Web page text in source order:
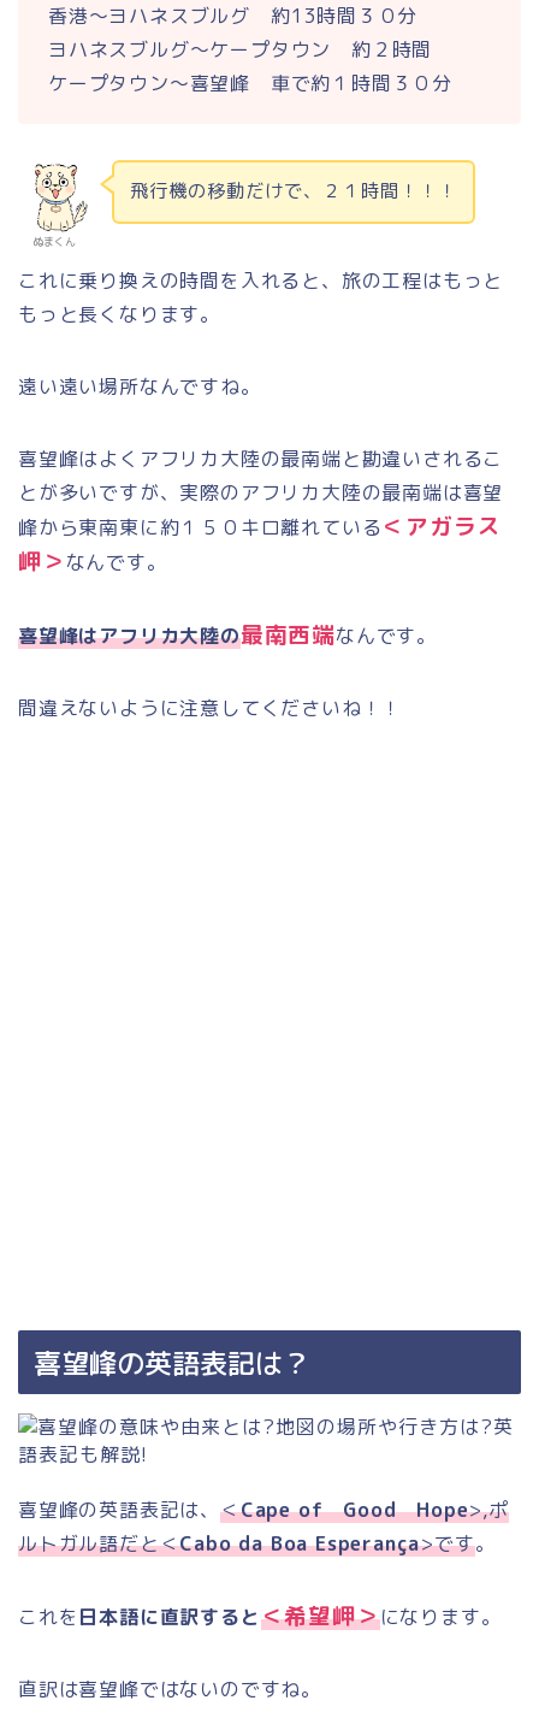
香港～ヨハネスブルグ 約13時間３０分
ヨハネスブルグ～ケープタウン 約２時間
ケープタウン～喜望峰 車で約１時間３０分
ぬまくん
飛行機の移動だけで、２１時間！！！
これに乗り換えの時間を入れると、旅の工程はもっと
もっと長くなります。
遠い遠い場所なんですね。
喜望峰はよくアフリカ大陸の最南端と勘違いされるこ
とが多いですが、実際のアフリカ大陸の最南端は喜望
峰から東南東に約１５０キロ離れている＜アガラス
岬＞ なんです。
喜望峰はアフリカ大陸の最南西端なんです。
間違えないように注意してくださいね！！
喜望峰の英語表記は？
喜望峰の英語表記は、 ＜Cape of Good Hope>,ポ
ルトガル語だと＜Cabo da BoaEsperança>です。
これを 日本語に直訳すると＜希望岬＞になります。
直訳は喜望峰ではないのですね。